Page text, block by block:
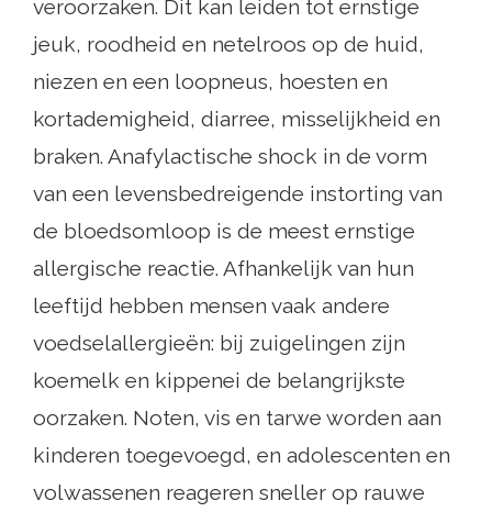
veroorzaken. Dit kan leiden tot ernstige
jeuk, roodheid en netelroos op de huid,
niezen en een loopneus, hoesten en
kortademigheid, diarree, misselijkheid en
braken. Anafylactische shock in de vorm
van een levensbedreigende instorting van
de bloedsomloop is de meest ernstige
allergische reactie. Afhankelijk van hun
leeftijd hebben mensen vaak andere
voedselallergieën: bij zuigelingen zijn
koemelk en kippenei de belangrijkste
oorzaken. Noten, vis en tarwe worden aan
kinderen toegevoegd, en adolescenten en
volwassenen reageren sneller op rauwe